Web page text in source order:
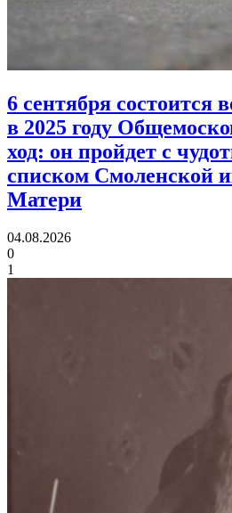
6 сентября состоится
в 2025 году
ход: он пройдет с
списком Смоленской
Матери
04.08.2026
0
1